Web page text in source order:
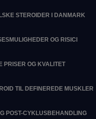
STEROIDER I DANMARK
OG RISICI
PRISER OG KVALITET
TIL DEFINEREDE MUSKLER
POST-CYKLUSBEHANDLING